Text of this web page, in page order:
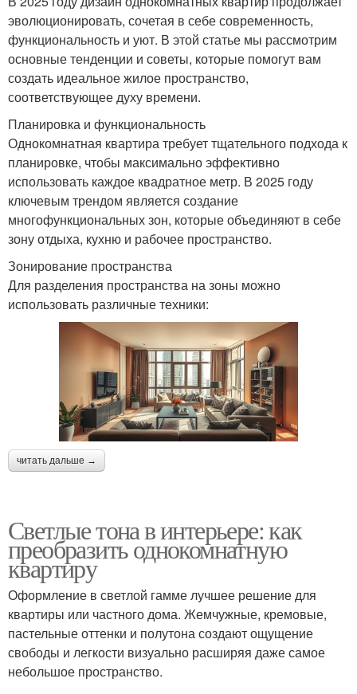
эволюционировать, сочетая в себе современность,
функциональность и уют. В этой статье мы рассмотрим
основные тенденции и советы, которые помогут вам
создать идеальное жилое пространство,
соответствующее духу времени.
Планировка и функциональность
Однокомнатная квартира требует тщательного подхода к
планировке, чтобы максимально эффективно
использовать каждое квадратное метр. В 2025 году
ключевым трендом является создание
многофункциональных зон, которые объединяют в себе
зону отдыха, кухню и рабочее пространство.
Зонирование пространства
Для разделения пространства на зоны можно
использовать различные техники:
читать дальше →
Светлые тона в интерьере: как
преобразить однокомнатную
квартиру
Оформление в светлой гамме лучшее решение для
квартиры или частного дома. Жемчужные, кремовые,
пастельные оттенки и полутона создают ощущение
свободы и легкости визуально расширяя даже самое
небольшое пространство.